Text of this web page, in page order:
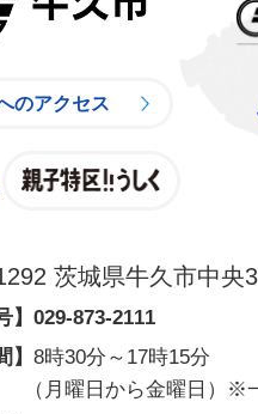
のアクセス
茨城県牛久市中央
】 029-873-2111
】 8時30分～17時15分
（月曜日から金曜日）※